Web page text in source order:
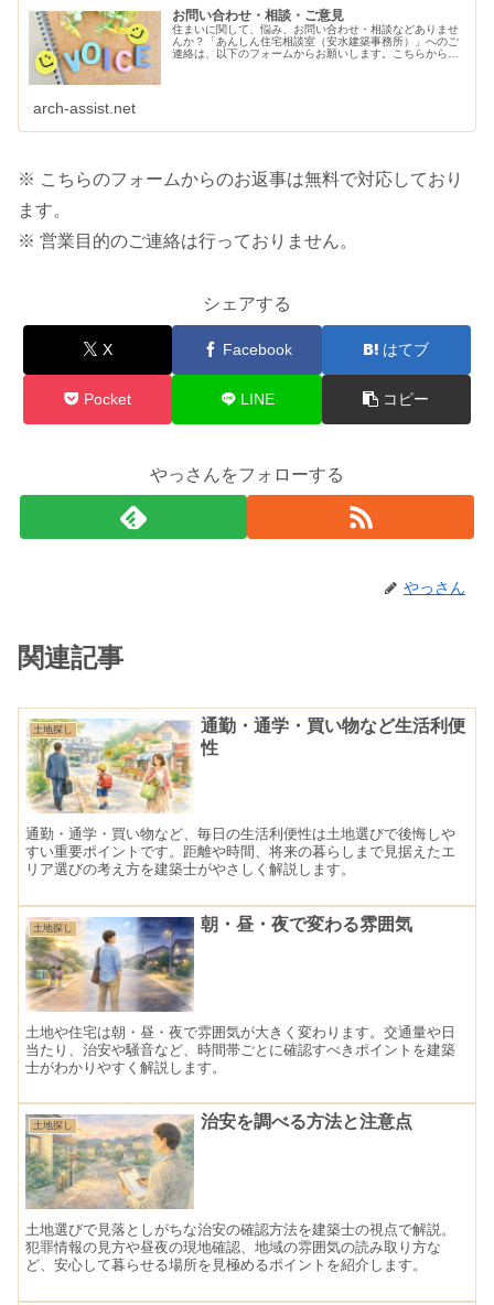
お問い合わせ・相談・ご意見
住まいに関して、悩み、お問い合わせ・相談などありませ
んか？「あんしん住宅相談室（安水建築事務所）」へのご
連絡は、以下のフォームからお願いします。こちらから、
arch-assist.net
※ こちらのフォームからのお返事は無料で対応しており
ます。
※ 営業目的のご連絡は行っておりません。
シェアする
X Facebook はてブ
Pocket LINE コピー
やっさんをフォローする
やっさん
関連記事
土地探し
通勤・通学・買い物など生活利便
性
通勤・通学・買い物など、毎日の生活利便性は土地選びで後悔しや
すい重要ポイントです。距離や時間、将来の暮らしまで見据えたエ
リア選びの考え方を建築士がやさしく解説します。
土地探し 朝・昼・夜で変わる雰囲気
土地や住宅は朝・昼・夜で雰囲気が大きく変わります。交通量や日
当たり、治安や騒音など、時間帯ごとに確認すべきポイントを建築
士がわかりやすく解説します。
土地探し 治安を調べる方法と注意点
土地選びで見落としがちな治安の確認方法を建築士の視点で解説。
犯罪情報の見方や昼夜の現地確認、地域の雰囲気の読み取り方な
ど、安心して暮らせる場所を見極めるポイントを紹介します。